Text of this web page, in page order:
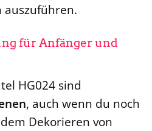
auszuführen.
für Anfänger und
HG024 sind
, auch wenn du noch
Dekorieren von